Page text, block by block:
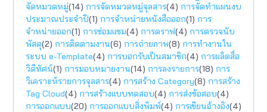
จัดหมวดหมู่(14) การจัดหมวดหมู่จุลสาร(4) การจัีดทำแผนงบ
ประมาณประจำปี(1) การจำหน่ายหนังสือออก(1) การ
จำหน่ายออก(1) การซ่อมแซม(4) การดราฟ(4) การตรวจนับ
พัสดุ(2) การติดตามงาน(6) การถ่ายภาพ(8) การทำงานใน
ระบบ e-Template(4) การบอกรับเป็นสมาชิก(4) การผลิตสื่อ
วิดีทัศน์(1) การมอบหมายงาน(14) การลงรายการ(18) การ
วิเคราะห์รายการจุลสาร(4) การสร้าง Category(8) การสร้าง
Tag Cloud(4) การสร้างแบบทดสอบ(4) การส่งข้อสอบ(4)
การออกแบบ(20) การออกแบบสิ่งพิมพ์(4) การเขียนอ้างอิง(4)